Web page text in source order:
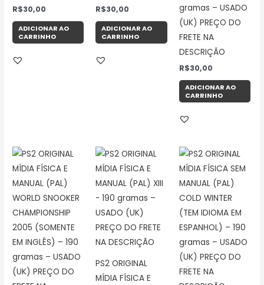
R$30,00
ADICIONAR AO
CARRINHO
R$30,00
ADICIONAR AO
CARRINHO
gramas – USADO
(UK) PREÇO DO
FRETE NA
DESCRIÇÃO
R$30,00
ADICIONAR AO
CARRINHO
PS2 ORIGINAL
MÍDIA FÍSICA E